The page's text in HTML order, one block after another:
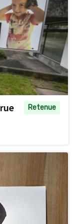
Retenue